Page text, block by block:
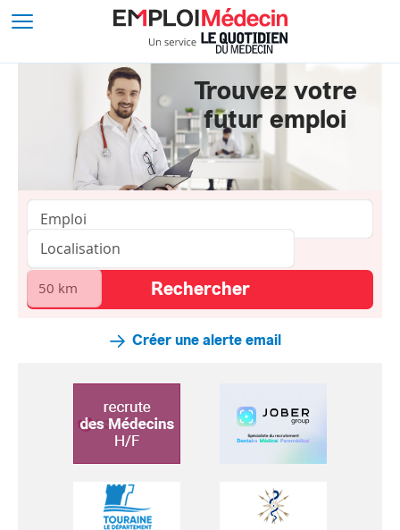
Trouvez votre
futur emploi
Créer une alerte email